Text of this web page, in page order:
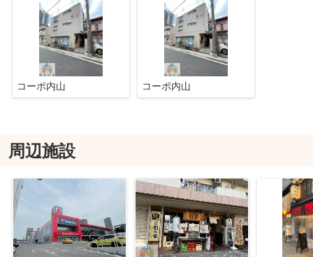
コーポ内山 コーポ内山
周辺施設